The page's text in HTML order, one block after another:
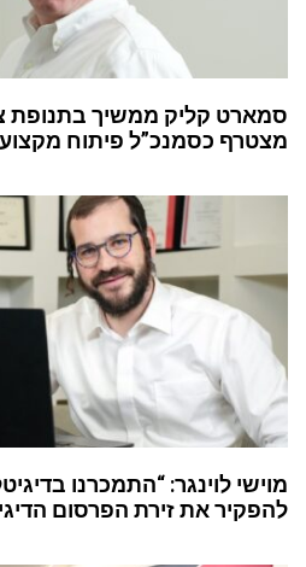
סמארט קליק ממשיך בתנופת
מצטרף כסמנכ”ל פיתוח
מוישי לוינגר: “התמכרנו
להפקיר את זירת הפרסום